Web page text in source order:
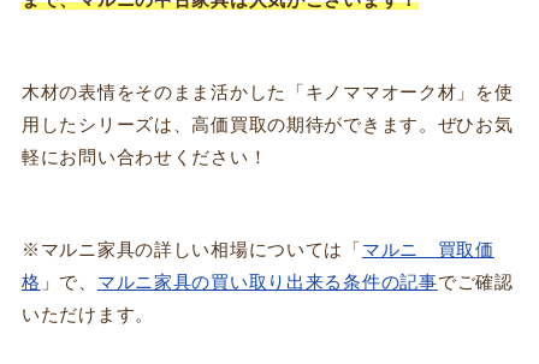
木材の表情をそのまま活かした「キノママオーク材」を使
用したシリーズは、高価買取の期待ができます。ぜひお気
軽にお問い合わせください！
※マルニ家具の詳しい相場については「 マルニ 買取価
格 」で、 マルニ家具の買い取り出来る条件の記事でご確認
いただけます。